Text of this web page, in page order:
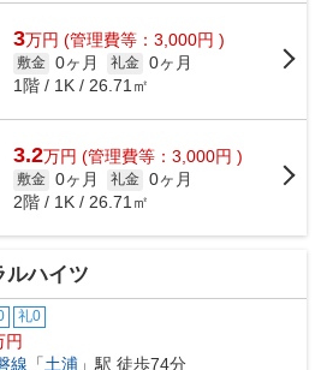
しにな...
3万円 (管理費等：3,000円 )
敷金 0ヶ月 礼金 0ヶ月
1階 / 1K / 26.71㎡
3.2万円 (管理費等：3,000円 )
敷金 0ヶ月 礼金 0ヶ月
2階 / 1K / 26.71㎡
ルハイツ
礼0
円
線 「土浦 」駅 徒歩74分